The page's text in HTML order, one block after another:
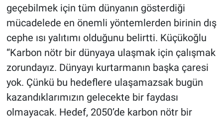
geçebilmek için tüm dünyanın gösterdiği
mücadelede en önemli yöntemlerden birinin dış
cephe ısı yalıtımı olduğunu belirtti. Küçükoğlu
“Karbon nötr bir dünyaya ulaşmak için çalışmak
zorundayız. Dünyayı kurtarmanın başka çaresi
yok. Çünkü bu hedeflere ulaşamazsak bugün
kazandıklarımızın gelecekte bir faydası
olmayacak. Hedef, 2050’de karbon nötr bir